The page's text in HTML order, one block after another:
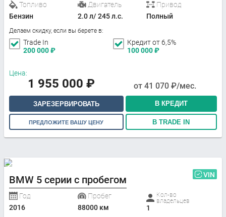
Топливо
Бензин
Двигатель
2.0 л/ 245 л.с.
Привод
Полный
Делаем скидку, если вы берете в:
Trade In
200 000₽
Кредит от 6,5%
100 000₽
Цена:
1 955 000 ₽ от 41 070 ₽/мес.
ЗАРЕЗЕРВИРОВАТЬ В КРЕДИТ
ПРЕДЛОЖИТЕ ВАШУ ЦЕНУ В TRADE IN
BMW 5 серии с пробегом VIN
Год
2016
Пробег
88000 км
Кол-во
владельцев
1